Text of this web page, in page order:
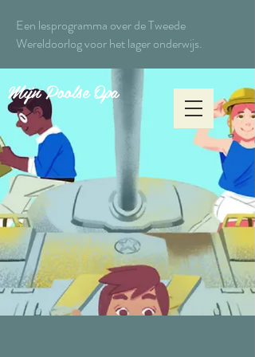
Mijn Poolse Opa
Een lesprogramma over de Tweede
Wereldoorlog voor het lager onderwijs.